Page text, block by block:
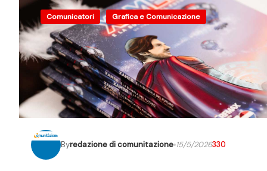
Comunicatori Grafica e Comunicazione
Byredazione di comunitazione 15/5/2026330